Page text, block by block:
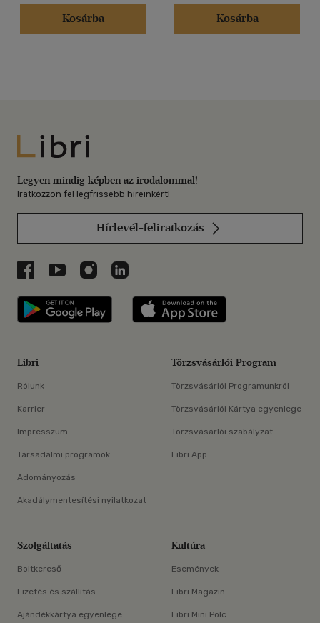
Kosárba
Kosárba
Libri
Legyen mindig képben az irodalommal!
Iratkozzon fel legfrissebb híreinkért!
Hírlevél-feliratkozás
Libri a Facebookon
Libri a Youtube-on
Libri az Instagramon
Libri a LinkedInen
Libri applikáció Szerezd meg: Google
Libri
Rólunk
Karrier
Impresszum
Társadalmi programok
Adományozás
Akadálymentesítési nyilatkozat
Törzsvásárlói Program
Törzsvásárlói Programunkról
Törzsvásárlói Kártya egyenlege
Törzsvásárlói szabályzat
Libri App
Szolgáltatás
Boltkereső
Fizetés és szállítás
Ajándékkártya egyenlege
Kultúra
Események
Libri Magazin
Libri Mini Polc